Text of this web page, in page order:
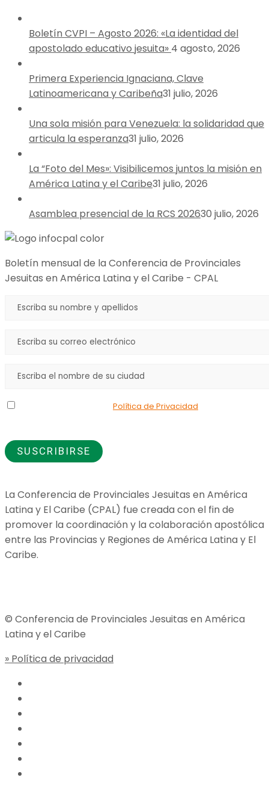
Boletín CVPI – Agosto 2026: «La identidad del
apostolado educativo jesuita» 4 agosto, 2026
Primera Experiencia Ignaciana, Clave
Latinoamericana y Caribeña31 julio, 2026
Una sola misión para Venezuela: la solidaridad que
articula la esperanza31 julio, 2026
La “Foto del Mes»: Visibilicemos juntos la misión en
América Latina y el Caribe31 julio, 2026
Asamblea presencial de la RCS 202630 julio, 2026
Boletín mensual de la Conferencia de Provinciales
Jesuitas en América Latina y el Caribe - CPAL
Política de Privacidad
La Conferencia de Provinciales Jesuitas en América
Latina y El Caribe (CPAL) fue creada con el fin de
promover la coordinación y la colaboración apostólica
entre las Provincias y Regiones de América Latina y El
Caribe.
© Conferencia de Provinciales Jesuitas en América
Latina y el Caribe
» Política de privacidad